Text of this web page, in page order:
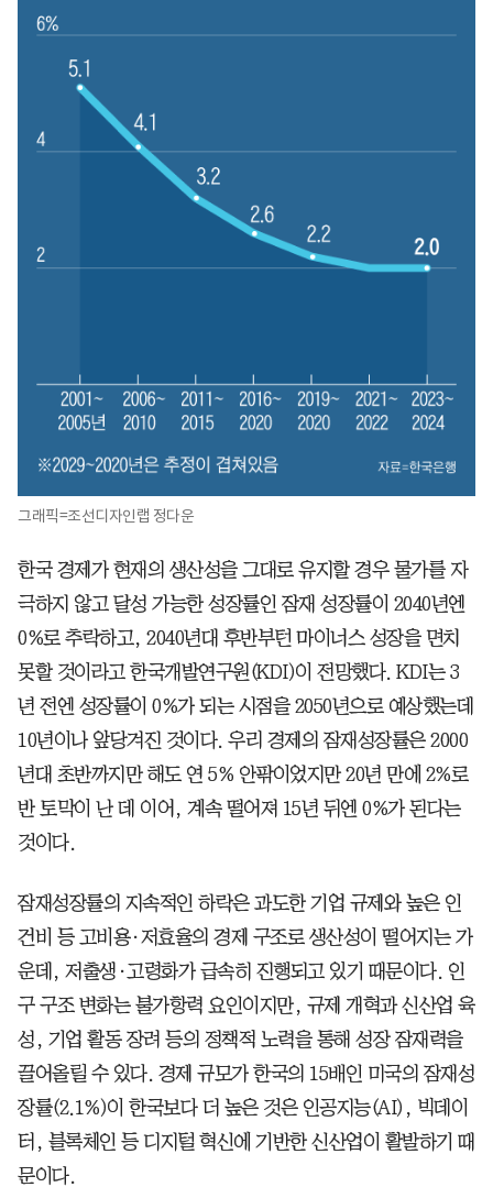
그래픽=조선디자인랩 정다운
한국 경제가 현재의 생산성을 그대로 유지할 경우 물가를 자
극하지 않고 달성 가능한 성장률인 잠재 성장률이 2040년엔
0%로 추락하고, 2040년대 후반부턴 마이너스 성장을 면치
못할 것이라고 한국개발연구원(KDI)이 전망했다. KDI는 3
년 전엔 성장률이 0%가 되는 시점을 2050년으로 예상했는데
10년이나 앞당겨진 것이다. 우리 경제의 잠재성장률은 2000
년대 초반까지만 해도 연 5% 안팎이었지만 20년 만에 2%로
반 토막이 난 데 이어, 계속 떨어져 15년 뒤엔 0%가 된다는
것이다.
잠재성장률의 지속적인 하락은 과도한 기업 규제와 높은 인
건비 등 고비용·저효율의 경제 구조로 생산성이 떨어지는 가
운데, 저출생·고령화가 급속히 진행되고 있기 때문이다. 인
구 구조 변화는 불가항력 요인이지만, 규제 개혁과 신산업 육
성, 기업 활동 장려 등의 정책적 노력을 통해 성장 잠재력을
끌어올릴 수 있다. 경제 규모가 한국의 15배인 미국의 잠재성
장률(2.1%)이 한국보다 더 높은 것은 인공지능(AI), 빅데이
터, 블록체인 등 디지털 혁신에 기반한 신산업이 활발하기 때
문이다.